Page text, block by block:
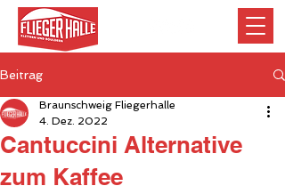
Beitrag
Cantuccini Alternative
zum Kaffee
Braunschweig Fliegerhalle
4. Dez. 2022